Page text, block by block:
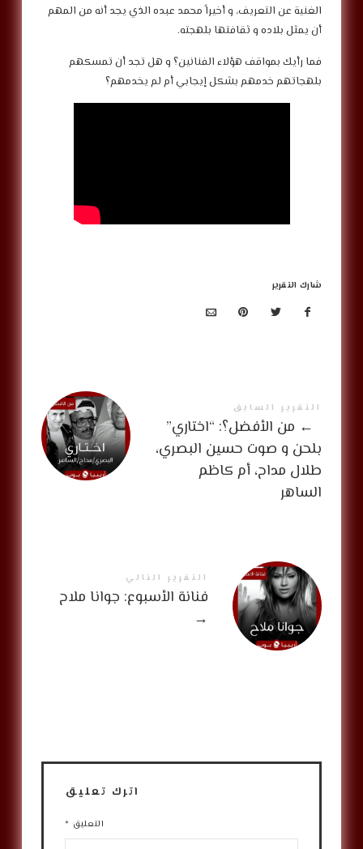
الغنية عن التعريف، و أخيراً محمد عبده الذي يجد أنه من المهم
أن يمثل بلاده و ثقافتها بلهجته.
فما رأيك بمواقف هؤلاء الفنانين؟ و هل تجد أن تمسكهم
بلهجاتهم خدمهم بشكل إيجابي أم لم يخدمهم؟
شارك التقرير
التقرير السابق
← من الأفضل؟: “اختاري”
بلحن و صوت حسين البصري،
طلال مداح، أم كاظم
الساهر
التقرير التالي
فنانة الأسبوع: جوانا ملاح
→
اترك تعليق
التعليق *